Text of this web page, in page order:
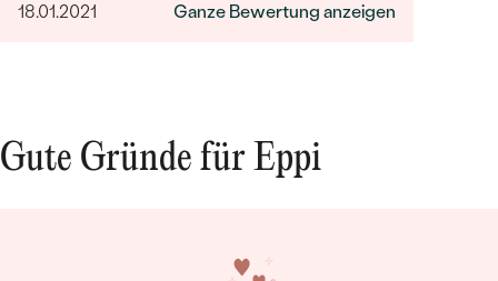
18.01.2021
Ganze Bewertung anzeigen
Gute Gründe für Eppi